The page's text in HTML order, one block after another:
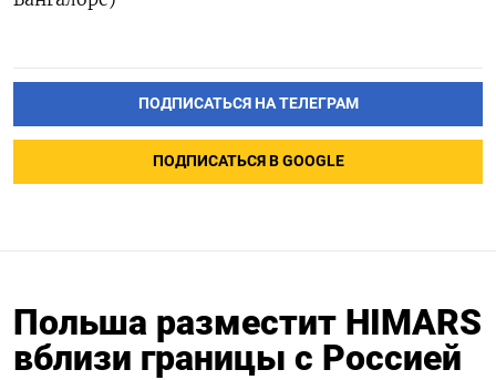
ПОДПИСАТЬСЯ НА ТЕЛЕГРАМ
ПОДПИСАТЬСЯ В GOOGLE
Польша разместит HIMARS
вблизи границы с Россией